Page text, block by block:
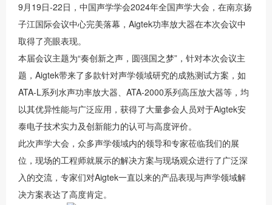
9月19日-22日，中国声学学会2024年全国声学大会，在南京扬
子江国际会议中心完美落幕，Aigtek功率放大器在本次会议中
取得了亮眼表现。
本届会议主题为“奏创新之声，圆强国之梦”，针对本次会议主
题，Aigtek带来了多款针对声学领域研究的成熟测试方案，如
ATA-L系列水声功率放大器、ATA-2000系列高压放大器等，均
以其优异性能与广泛应用，获得了大量参会人员对于Aigtek安
泰电子技术实力及创新能力的认可与高度评价。
此次声学大会，众多声学领域内的领导和专家莅临我们的展
位，现场的工程师就展示的解决方案与现场观众进行了广泛深
入的交流，专家们对Aigtek一直以来的产品表现与声学领域解
决方案表达了高度肯定。